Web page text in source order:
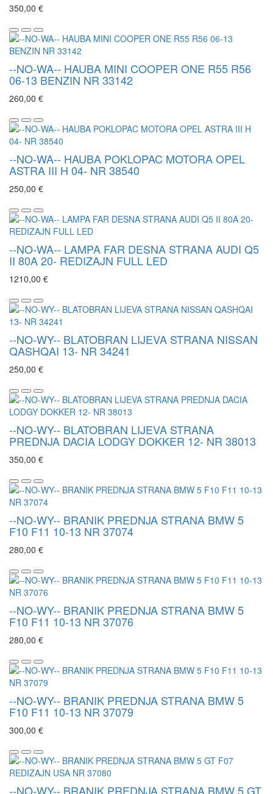
350,00 €
--NO-WA-- HAUBA MINI COOPER ONE R55 R56
06-13 BENZIN NR 33142
260,00 €
--NO-WA-- HAUBA POKLOPAC MOTORA OPEL
ASTRA III H 04- NR 38540
250,00 €
--NO-WA-- LAMPA FAR DESNA STRANA AUDI Q5
II 80A 20- REDIZAJN FULL LED
1210,00 €
--NO-WY-- BLATOBRAN LIJEVA STRANA NISSAN
QASHQAI 13- NR 34241
250,00 €
--NO-WY-- BLATOBRAN LIJEVA STRANA
PREDNJA DACIA LODGY DOKKER 12- NR 38013
350,00 €
--NO-WY-- BRANIK PREDNJA STRANA BMW 5
F10 F11 10-13 NR 37074
280,00 €
--NO-WY-- BRANIK PREDNJA STRANA BMW 5
F10 F11 10-13 NR 37076
280,00 €
--NO-WY-- BRANIK PREDNJA STRANA BMW 5
F10 F11 10-13 NR 37079
300,00 €
--NO-WY-- BRANIK PREDNJA STRANA BMW 5 GT